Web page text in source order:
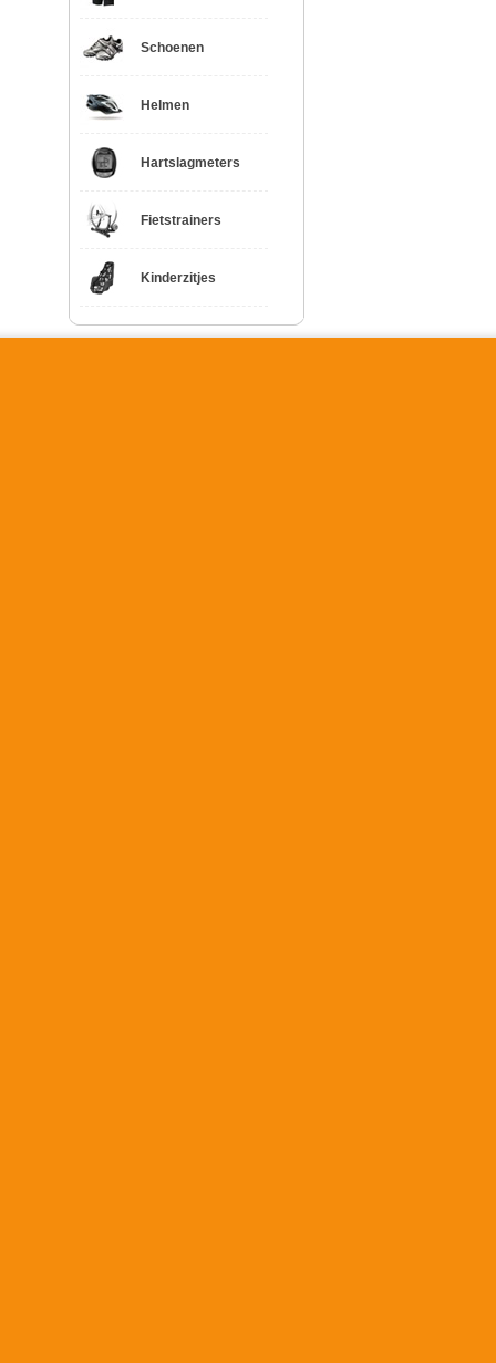
Schoenen
Helmen
Hartslagmeters
Fietstrainers
Kinderzitjes